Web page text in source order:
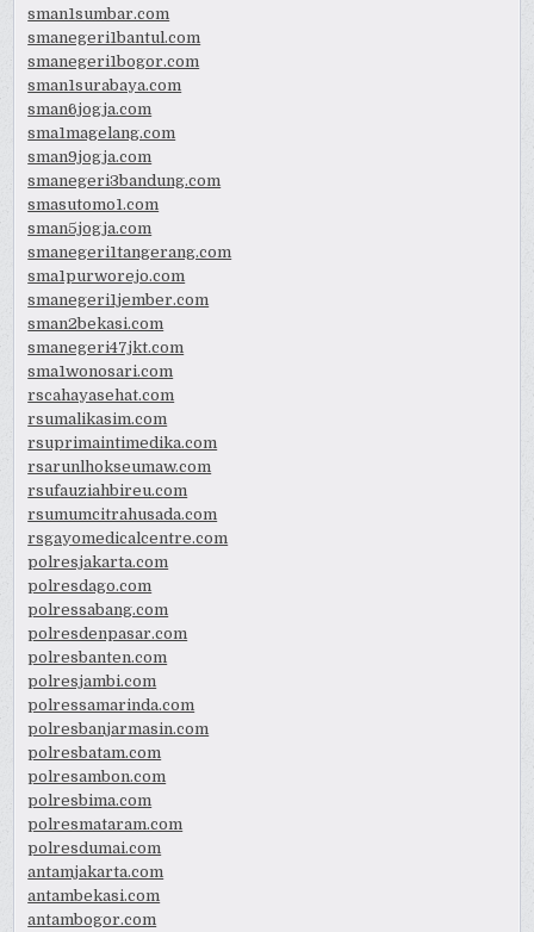
sman1sumbar.com
smanegeri1bantul.com
smanegeri1bogor.com
sman1surabaya.com
sman6jogja.com
sma1magelang.com
sman9jogja.com
smanegeri3bandung.com
smasutomo1.com
sman5jogja.com
smanegeri1tangerang.com
sma1purworejo.com
smanegeri1jember.com
sman2bekasi.com
smanegeri47jkt.com
sma1wonosari.com
rscahayasehat.com
rsumalikasim.com
rsuprimaintimedika.com
rsarunlhokseumaw.com
rsufauziahbireu.com
rsumumcitrahusada.com
rsgayomedicalcentre.com
polresjakarta.com
polresdago.com
polressabang.com
polresdenpasar.com
polresbanten.com
polresjambi.com
polressamarinda.com
polresbanjarmasin.com
polresbatam.com
polresambon.com
polresbima.com
polresmataram.com
polresdumai.com
antamjakarta.com
antambekasi.com
antambogor.com